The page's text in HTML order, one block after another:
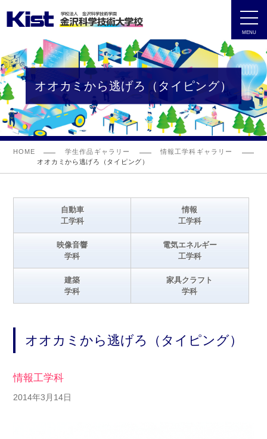
MENU
オオカミから逃げろ（タイピング）
HOME 学生作品ギャラリー
情報工学科ギャラリー
オオカミから逃げろ（タイピング）
自動車
工学科
情報
工学科
映像音響
学科
電気エネルギー
工学科
建築
学科
家具クラフト
学科
オオカミから逃げろ（タイピング）
情報工学科
2014年3月14日